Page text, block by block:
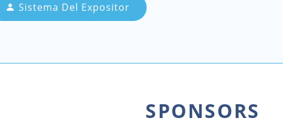
Sistema Del Expositor
SPONSORS